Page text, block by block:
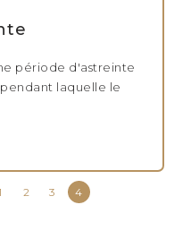
période d'astreinte
laquelle le
2 3 4